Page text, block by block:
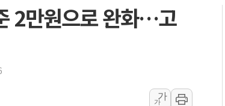
정재헌 CEO, SKT 장기고객 400
최태원, 노소영에 9440억 지급
홈플러스發 대형마트 판매, 역
2만원으로 완화…고
가
가